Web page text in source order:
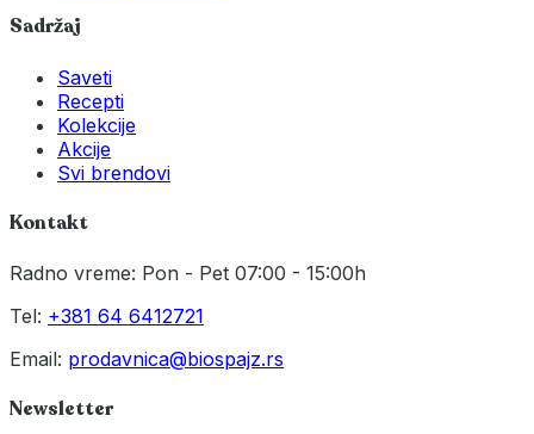
Sadržaj
Saveti
Recepti
Kolekcije
Akcije
Svi brendovi
Kontakt
Radno vreme: Pon - Pet 07:00 - 15:00h
Tel: +381 64 6412721
Email: prodavnica@biospajz.rs
Newsletter